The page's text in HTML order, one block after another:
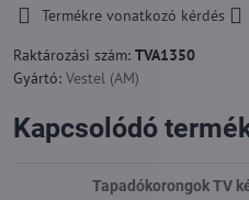
Termékre vonatkozó kérdés
Raktározási szám: TVA1350
Gyártó: Vestel (AM)
Kapcsolódó
Tapadókorongok TV